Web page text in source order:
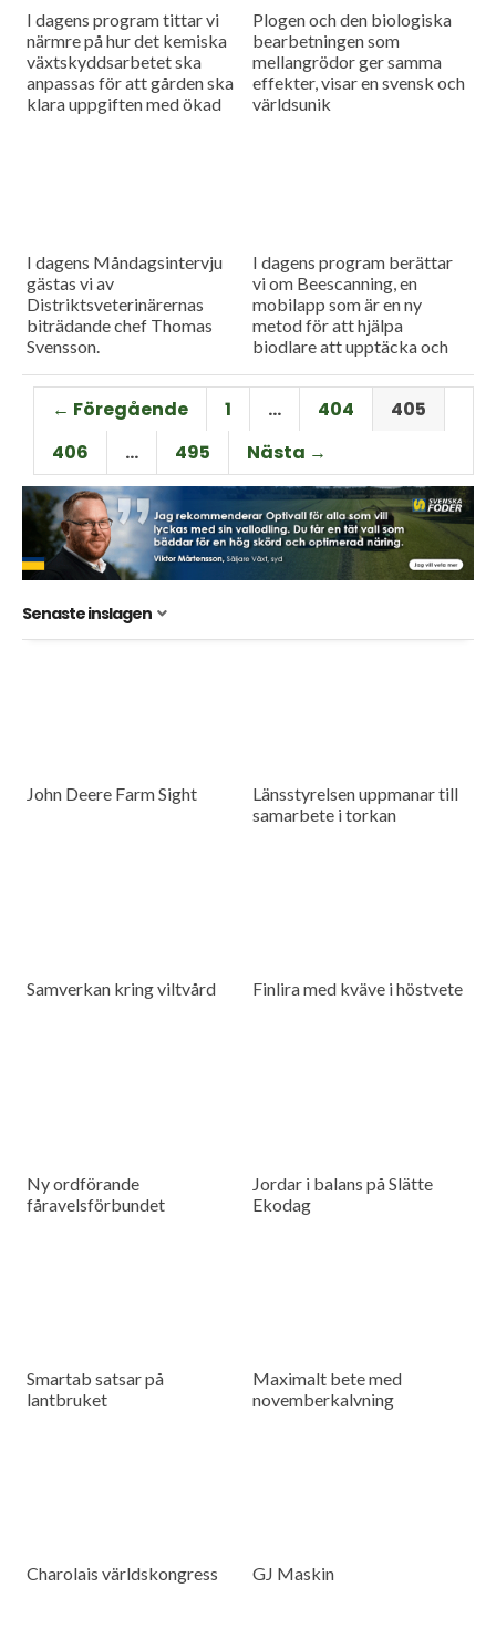
I dagens program tittar vi
närmre på hur det kemiska
växtskyddsarbetet ska
anpassas för att gården ska
klara uppgiften med ökad
Plogen och den biologiska
bearbetningen som
mellangrödor ger samma
effekter, visar en svensk och
världsunik
I dagens Måndagsintervju
gästas vi av
Distriktsveterinärernas
biträdande chef Thomas
Svensson.
I dagens program berättar
vi om Beescanning, en
mobilapp som är en ny
metod för att hjälpa
biodlare att upptäcka och
parasit och så har vi...
← Föregående 1 … 404
405
406
… 495 Nästa →
Senaste inslagen
John Deere Farm Sight
Länsstyrelsen uppmanar till
samarbete i torkan
Samverkan kring viltvård Finlira med kväve i höstvete
Ny ordförande
fåravelsförbundet
Jordar i balans på Slätte
Ekodag
Smartab satsar på
lantbruket
Maximalt bete med
novemberkalvning
Charolais världskongress GJ Maskin